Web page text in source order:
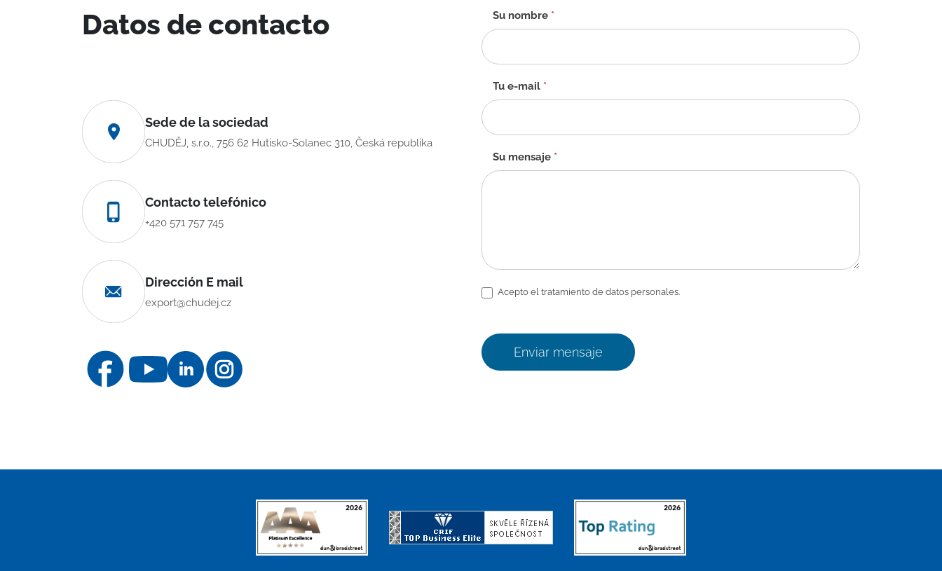
Datos de contacto
Sede de la sociedad
CHUDĚJ, s.r.o., 756 62 Hutisko-Solanec 310, Česká republika
Contacto telefónico
+420 571 757 745
Dirección E mail
export@chudej.cz
Formulario
de
contacto
Su nombre *
Tu e-mail *
Su mensaje *
Acepto el tratamiento de datos personales.
Enviar mensaje